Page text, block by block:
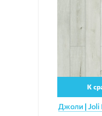
Джоли | Joli
К